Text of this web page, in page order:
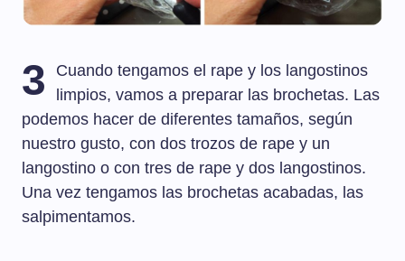
3
Cuando tengamos el rape y los langostinos
limpios, vamos a preparar las brochetas. Las
podemos hacer de diferentes tamaños, según
nuestro gusto, con dos trozos de rape y un
langostino o con tres de rape y dos langostinos.
Una vez tengamos las brochetas acabadas, las
salpimentamos.